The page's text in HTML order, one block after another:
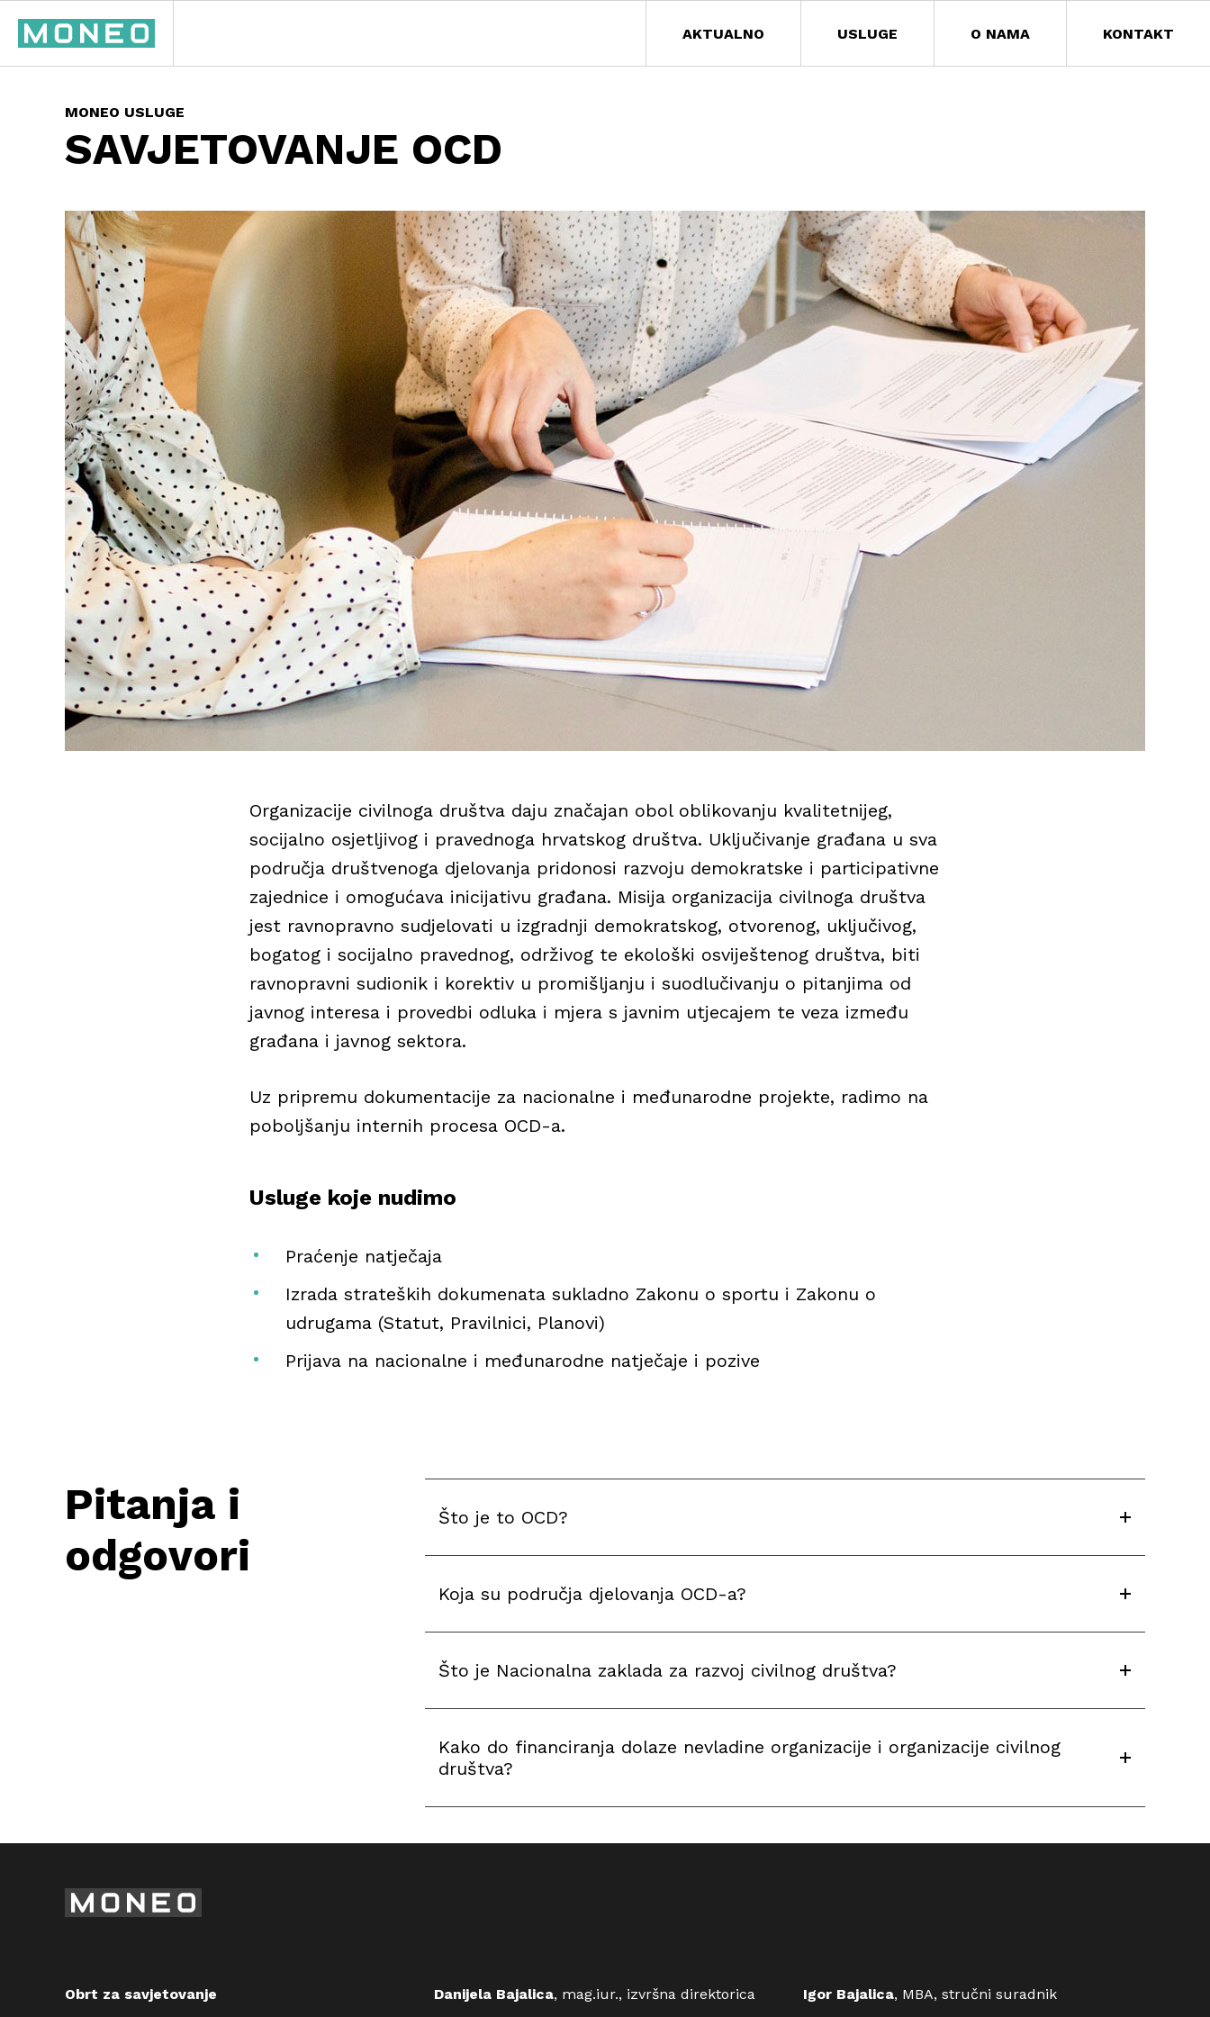
AKTUALNO USLUGE O NAMA KONTAKT
MONEO USLUGE
SAVJETOVANJE OCD
Organizacije civilnoga društva daju značajan obol oblikovanju kvalitetnijeg,
socijalno osjetljivog i pravednoga hrvatskog društva. Uključivanje građana u sva
područja društvenoga djelovanja pridonosi razvoju demokratske i participativne
zajednice i omogućava inicijativu građana. Misija organizacija civilnoga društva
jest ravnopravno sudjelovati u izgradnji demokratskog, otvorenog, uključivog,
bogatog i socijalno pravednog, održivog te ekološki osviještenog društva, biti
ravnopravni sudionik i korektiv u promišljanju i suodlučivanju o pitanjima od
javnog interesa i provedbi odluka i mjera s javnim utjecajem te veza između
građana i javnog sektora.
Uz pripremu dokumentacije za nacionalne i međunarodne projekte, radimo na
poboljšanju internih procesa OCD-a.
Usluge koje nudimo
Praćenje natječaja
Izrada strateških dokumenata sukladno Zakonu o sportu i Zakonu o
udrugama (Statut, Pravilnici, Planovi)
Prijava na nacionalne i međunarodne natječaje i pozive
Pitanja i
odgovori
Što je to OCD?
Koja su područja djelovanja OCD-a?
Što je Nacionalna zaklada za razvoj civilnog društva?
Kako do financiranja dolaze nevladine organizacije i organizacije civilnog
društva?
Obrt za savjetovanje
Danijela Bajalica, mag.iur., izvršna direktorica
Igor Bajalica, MBA, stručni suradnik